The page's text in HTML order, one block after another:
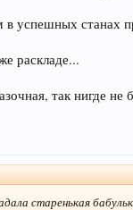
старенькая
в успешных станах
раскладе...
так нигде не
старенькая